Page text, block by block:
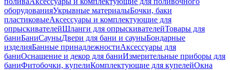
оборудованияУкрывные материалыБочки, баки
пластиковыеАксессуары и комплектующие для
опрыскивателейШланги для опрыскивателейТовары для
баниБаниСауныДвери для бани и сауныБондарные
изделияБанные принадлежностиАксессуары для
баниОснащение и декор для баниИзмерительные приборы для
баниФитобочки, купелиКомплектующие для купелейОкна